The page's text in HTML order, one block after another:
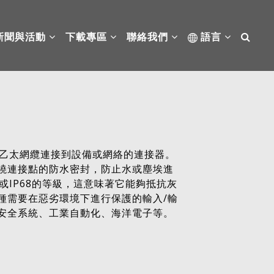
聞與活動 下載專區 聯絡我們 語言
太網纜連接到設備或網絡的連接器。
連接點的防水密封，防止水或塵埃進
IP68的等級，這意味著它能夠抵抗灰
需要在惡劣環境下進行保護的輸入/輸
系統、工業自動化、海洋電子等。